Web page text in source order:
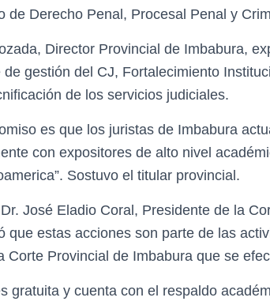
de Derecho Penal, Procesal Penal y
Director Provincial de Imbabura,
gestión del CJ, Fortalecimiento
de los servicios judiciales.
es que los juristas de Imbabura
con expositores de alto nivel
Sostuvo el titular provincial.
José Eladio Coral, Presidente de la
que estas acciones son parte de las
Corte Provincial de Imbabura que se
gratuita y cuenta con el respaldo